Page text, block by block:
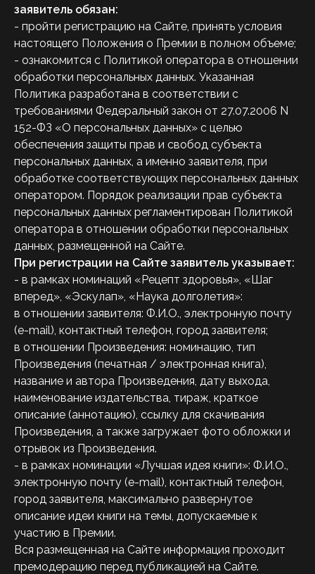
заявитель обязан:
- пройти регистрацию на Сайте, принять условия
настоящего Положения о Премии в полном объеме;
- ознакомится с Политикой оператора в отношении
обработки персональных данных. Указанная
Политика разработана в соответствии с
требованиями Федеральный закон от 27.07.2006 N
152-ФЗ «О персональных данных» с целью
обеспечения защиты прав и свобод субъекта
персональных данных, а именно заявителя, при
обработке соответствующих персональных данных
оператором. Порядок реализации прав субъекта
персональных данных регламентирован Политикой
оператора в отношении обработки персональных
данных, размещенной на Сайте.
При регистрации на Сайте заявитель указывает:
- в рамках номинаций «Рецепт здоровья», «Шаг
вперед», «Эскулап», «Наука долголетия»:
в отношении заявителя: Ф.И.О., электронную почту
(e-mail), контактный телефон, город заявителя;
в отношении Произведения: номинацию, тип
Произведения (печатная / электронная книга),
название и автора Произведения, дату выхода,
наименование издательства, тираж, краткое
описание (аннотацию), ссылку для скачивания
Произведения, а также загружает фото обложки и
отрывок из Произведения.
- в рамках номинации «Лучшая идея книги»: Ф.И.О.,
электронную почту (e-mail), контактный телефон,
город заявителя, максимально развернутое
описание идеи книги на темы, допускаемые к
участию в Премии.
Вся размещенная на Сайте информация проходит
премодерацию перед публикацией на Сайте.